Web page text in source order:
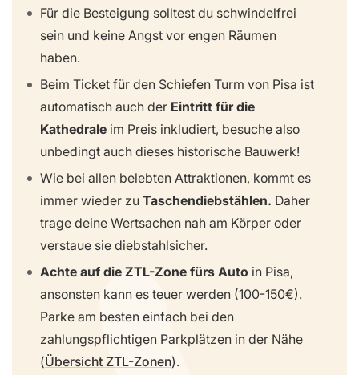
Für die Besteigung solltest du schwindelfrei
sein und keine Angst vor engen Räumen
haben.
Beim Ticket für den Schiefen Turm von Pisa ist
automatisch auch der Eintritt für die
Kathedrale im Preis inkludiert, besuche also
unbedingt auch dieses historische Bauwerk!
Wie bei allen belebten Attraktionen, kommt es
immer wieder zu Taschendiebstählen. Daher
trage deine Wertsachen nah am Körper oder
verstaue sie diebstahlsicher.
Achte auf die ZTL-Zone fürs Auto in Pisa,
ansonsten kann es teuer werden (100-150€).
Parke am besten einfach bei den
zahlungspflichtigen Parkplätzen in der Nähe
(Übersicht ZTL-Zonen).